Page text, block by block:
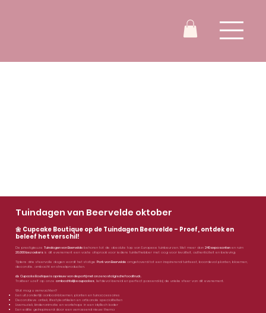
Tuindagen van Beervelde oktober
🌼 Cupcake Boutique op de Tuindagen Beervelde – Proef, ontdek en
beleef het verschil!
De prestigieuzeTuindagen van Beervelde behoren tot de absolute top van Europese tuinbeurzen. Met meer dan240 exposanten en ruim
20.000 bezoekers is dit evenement een vaste afspraak voor iedere tuinliefhebber met oog voor kwaliteit, authenticiteit en beleving.
Tijdens drie sfeervolle dagen wordt het statigePark van Beervelde omgetoverd tot een inspirerend tuinfeest, boordevol planten, bloemen,
decoratie, ambacht en streekproducten.
🍰Cupcake Boutique is opnieuw van de partij met onze nostalgische foodtruck.
Trakteer uzelf op onzeambachtelijke cupcakes , liefdevol bereid en perfect passend bij de unieke sfeer van dit evenement.
Wat mag u verwachten?
Een uitzonderlijk aanbod bloemen, planten en tuinaccessoires
Decoratieve antiek, lifestyleartikelen en artisanale specialiteiten
Livemuziek, kinderanimatie en workshops in een idyllisch kader
Een editie geïnspireerd door een verrassend nieuw thema